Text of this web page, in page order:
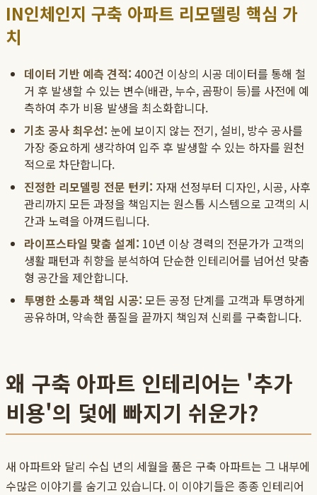
IN인체인지 구축 아파트 리모델링 핵심 가
치
데이터 기반 예측 견적: 400건 이상의 시공 데이터를 통해 철
거 후 발생할 수 있는 변수(배관, 누수, 곰팡이 등)를 사전에 예
측하여 추가 비용 발생을 최소화합니다.
기초 공사 최우선: 눈에 보이지 않는 전기, 설비, 방수 공사를
가장 중요하게 생각하여 입주 후 발생할 수 있는 하자를 원천
적으로 차단합니다.
진정한 리모델링 전문 턴키: 자재 선정부터 디자인, 시공, 사후
관리까지 모든 과정을 책임지는 원스톱 시스템으로 고객의 시
간과 노력을 아껴드립니다.
라이프스타일 맞춤 설계: 10년 이상 경력의 전문가가 고객의
생활 패턴과 취향을 분석하여 단순한 인테리어를 넘어선 맞춤
형 공간을 제안합니다.
투명한 소통과 책임 시공: 모든 공정 단계를 고객과 투명하게
공유하며, 약속한 품질을 끝까지 책임져 신뢰를 구축합니다.
왜 구축 아파트 인테리어는 '추가
비용'의 덫에 빠지기 쉬운가?
새 아파트와 달리 수십 년의 세월을 품은 구축 아파트는 그 내부에
수많은 이야기를 숨기고 있습니다. 이 이야기들은 종종 인테리어